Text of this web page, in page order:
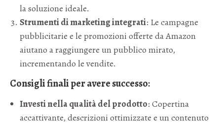
la soluzione ideale.
Strumenti di marketing integrati: Le campagne
pubblicitarie e le promozioni offerte da Amazon
aiutano a raggiungere un pubblico mirato,
incrementando le vendite.
Consigli finali per avere successo:
Investi nella qualità del prodotto: Copertina
accattivante, descrizioni ottimizzate e un contenuto